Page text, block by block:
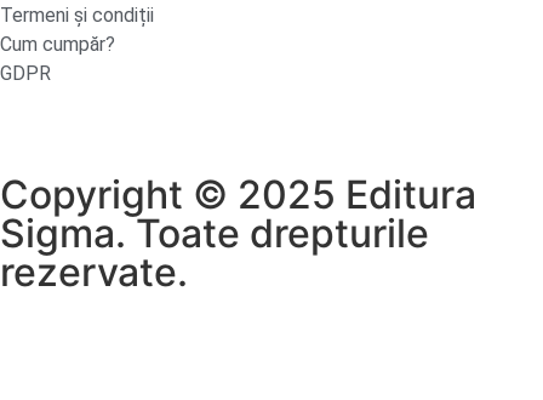
Termeni și condiții
Cum cumpăr?
GDPR
Copyright © 2025 Editura
Sigma. Toate drepturile
rezervate.